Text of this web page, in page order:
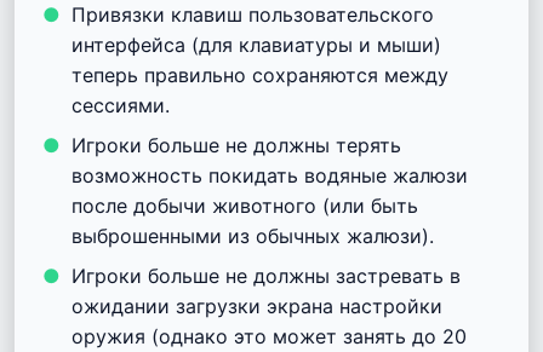
Привязки клавиш пользовательского
интерфейса (для клавиатуры и мыши)
теперь правильно сохраняются между
сессиями.
Игроки больше не должны терять
возможность покидать водяные жалюзи
после добычи животного (или быть
выброшенными из обычных жалюзи).
Игроки больше не должны застревать в
ожидании загрузки экрана настройки
оружия (однако это может занять до 20